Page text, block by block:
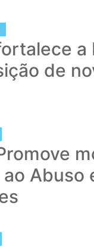
a
de
Abuso